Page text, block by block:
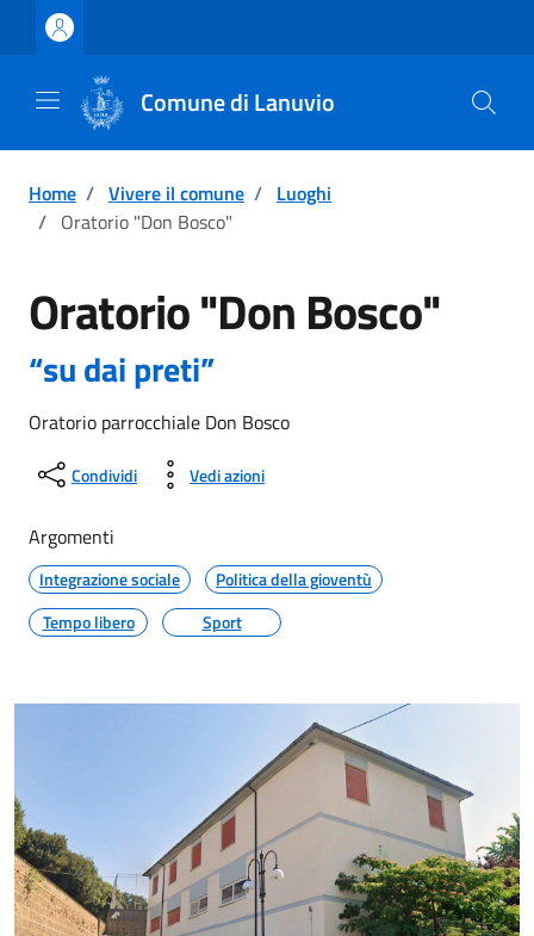
Vai ai contenuti
Vai al footer
Comune di Lanuvio
Home / Vivere il comune / Luoghi
/ Oratorio "Don Bosco"
Oratorio "Don Bosco"
“su dai preti”
Oratorio parrocchiale Don Bosco
Condividi Vedi azioni
Argomenti
Integrazione sociale
Politica della gioventù
Tempo libero
Sport